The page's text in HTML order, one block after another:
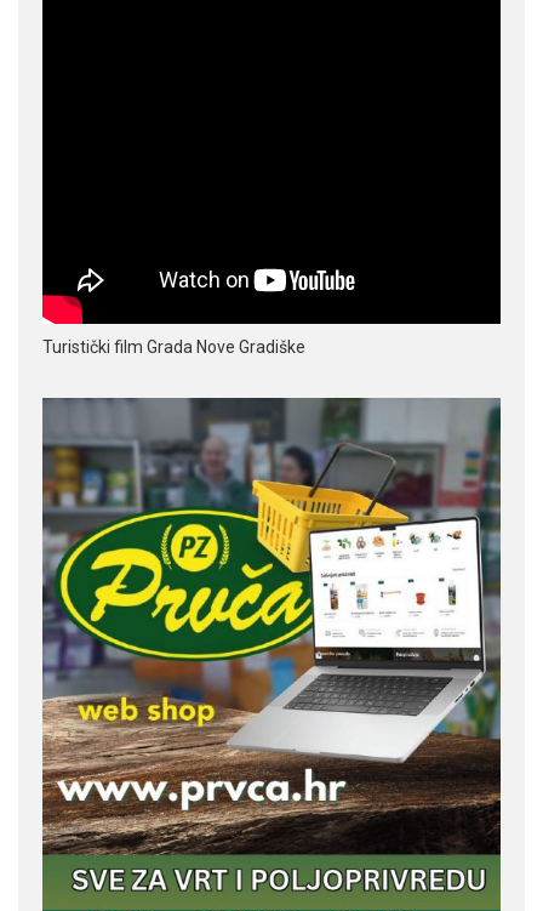
Turistički film Grada Nove Gradiške